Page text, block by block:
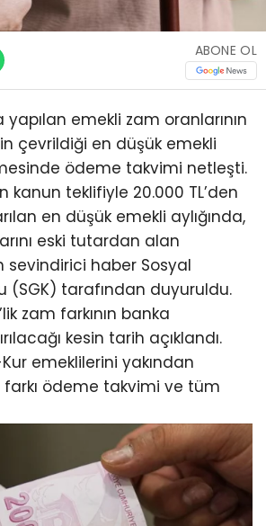
ABONE OL
emekli zam oranlarının
çevrildiği en düşük emekli
ödeme takvimi netleşti.
kanun teklifiyle 20.000 TL’den
en düşük emekli aylığında,
eski tutardan alan
haber Sosyal
(SGK) tarafından duyuruldu.
zam farkının banka
kesin tarih açıklandı.
emeklilerini yakından
ödeme takvimi ve tüm